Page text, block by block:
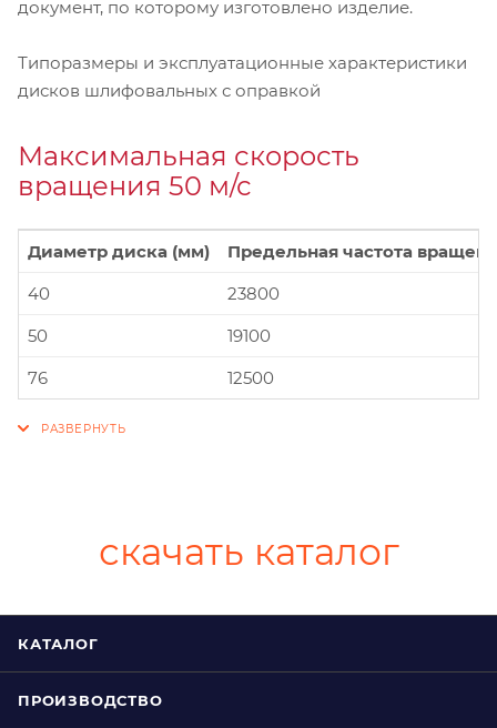
документ, по которому изготовлено изделие.
Типоразмеры и эксплуатационные характеристики
дисков шлифовальных с оправкой
Максимальная скорость
вращения 50 м/с
Диаметр диска (мм)
Предельная частота
40
23800
50
19100
76
12500
скачать каталог
КАТАЛОГ
ПРОИЗВОДСТВО